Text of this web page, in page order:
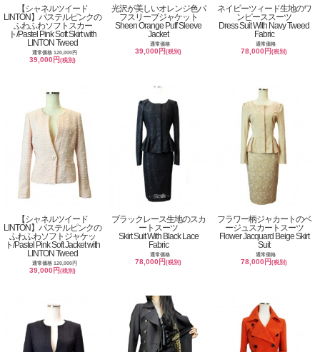
【シャネルツイード
LINTON】パステルピンクの
ふわふわソフトスカー
ト/Pastel Pink Soft Skirt with
LINTON Tweed
通常価格 120,000円
39,000円(税別)
光沢が美しいオレンジ色パ
フスリーブジャケット
Sheen Orange Puff Sleeve
Jacket
通常価格
39,000円(税別)
ネイビーツィード生地のワ
ンピーススーツ
Dress Suit With Navy Tweed
Fabric
通常価格
78,000円(税別)
【シャネルツイード
LINTON】パステルピンクの
ふわふわソフトジャケッ
ト/Pastel Pink Soft Jacket with
LINTON Tweed
通常価格 120,000円
39,000円(税別)
ブラックレース生地のスカ
ートスーツ
Skirt Suit With Black Lace
Fabric
通常価格
78,000円(税別)
フラワー柄ジャカートのベ
ージュスカートスーツ
Flower Jacquard Beige Skirt
Suit
通常価格
78,000円(税別)